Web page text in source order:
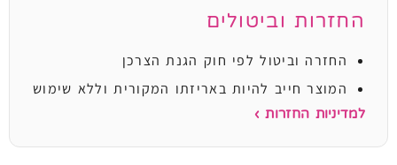
החזרות וביטולים
החזרה וביטול לפי חוק הגנת הצרכן
המוצר חייב להיות באריזתו המקורית וללא שימוש
למדיניות החזרות ›